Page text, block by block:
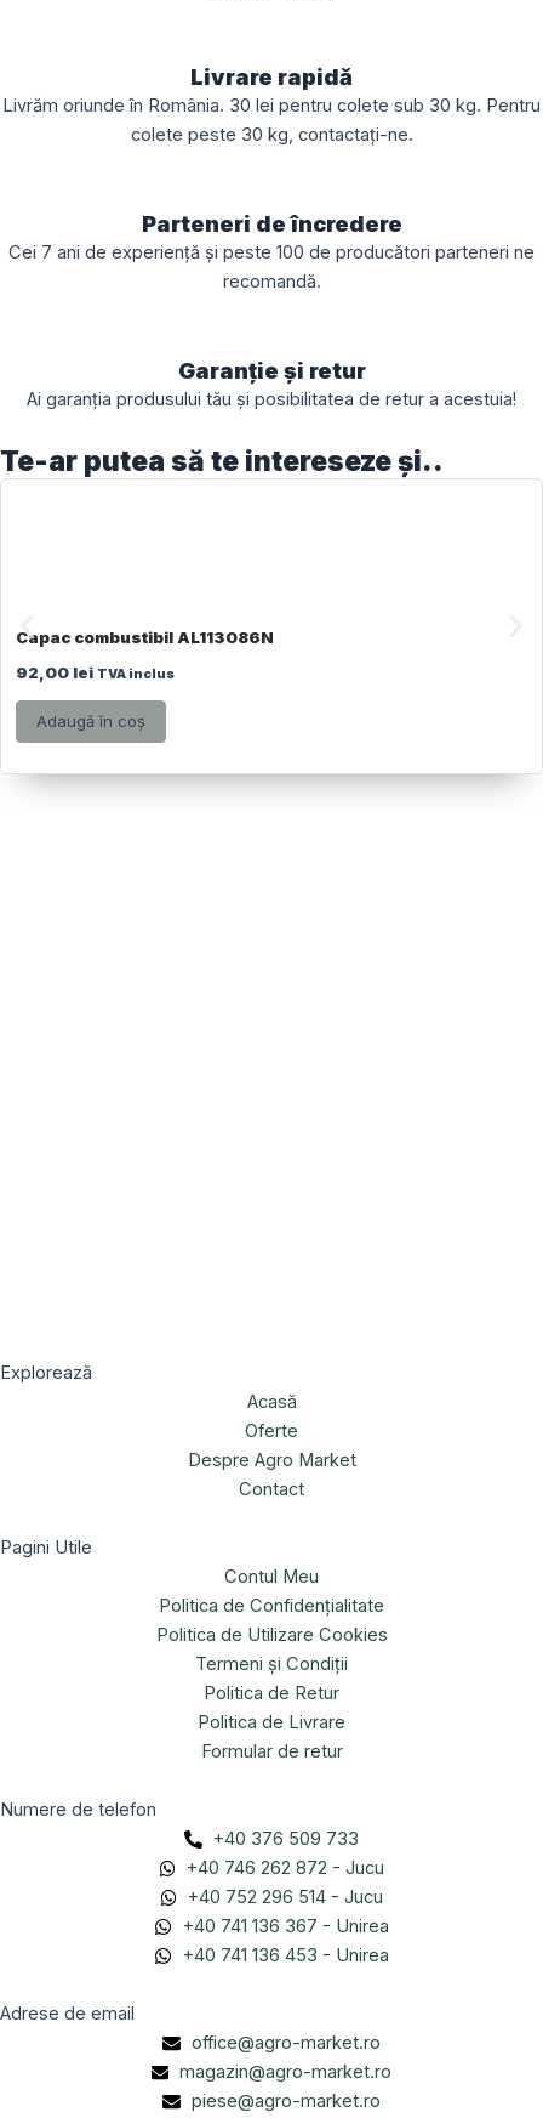
Livrare rapidă
Livrăm oriunde în România. 30 lei pentru colete sub 30 kg. Pentru
colete peste 30 kg, contactați-ne.
Parteneri de încredere
Cei 7 ani de experiență și peste 100 de producători parteneri ne
recomandă.
Garanție și retur
Ai garanția produsului tău și posibilitatea de retur a acestuia!
Te-ar putea să te intereseze și..
Capac combustibil AL113086N
92,00 lei TVA inclus
Adaugă în coș
Explorează
Acasă
Oferte
Despre Agro Market
Contact
Pagini Utile
Contul Meu
Politica de Confidențialitate
Politica de Utilizare Cookies
Termeni și Condiții
Politica de Retur
Politica de Livrare
Formular de retur
Numere de telefon
+40 376 509 733
+40 746 262 872 - Jucu
+40 752 296 514 - Jucu
+40 741 136 367 - Unirea
+40 741 136 453 - Unirea
Adrese de email
office@agro-market.ro
magazin@agro-market.ro
piese@agro-market.ro